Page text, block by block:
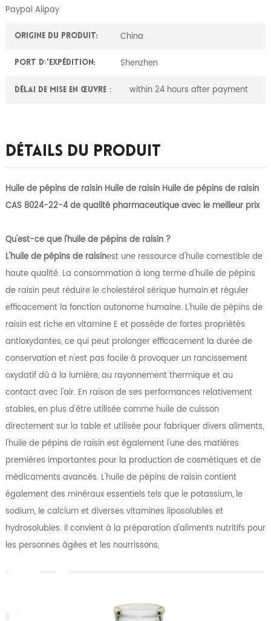
Paypal Alipay
Origine du produit: China
Port d\'expédition: Shenzhen
Délai de mise en œuvre： within 24 hours after payment
Détails Du Produit
Huile de pépins de raisin Huile de raisin Huile de pépins de raisin
CAS 8024-22-4 de qualité pharmaceutique avec le meilleur prix
Qu'est-ce que l'huile de pépins de raisin ?
L'huile de pépins de raisinest une ressource d'huile comestible de
haute qualité. La consommation à long terme d'huile de pépins
de raisin peut réduire le cholestérol sérique humain et réguler
efficacement la fonction autonome humaine. L'huile de pépins de
raisin est riche en vitamine E et possède de fortes propriétés
antioxydantes, ce qui peut prolonger efficacement la durée de
conservation et n'est pas facile à provoquer un rancissement
oxydatif dû à la lumière, au rayonnement thermique et au
contact avec l'air. En raison de ses performances relativement
stables, en plus d'être utilisée comme huile de cuisson
directement sur la table et utilisée pour fabriquer divers aliments,
l'huile de pépins de raisin est également l'une des matières
premières importantes pour la production de cosmétiques et de
médicaments avancés. L'huile de pépins de raisin contient
également des minéraux essentiels tels que le potassium, le
sodium, le calcium et diverses vitamines liposolubles et
hydrosolubles. Il convient à la préparation d'aliments nutritifs pour
les personnes âgées et les nourrissons,